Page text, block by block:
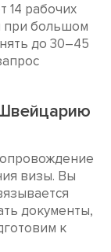
рабочих
при большом
до 30–45
визы. Вы
документы,
к